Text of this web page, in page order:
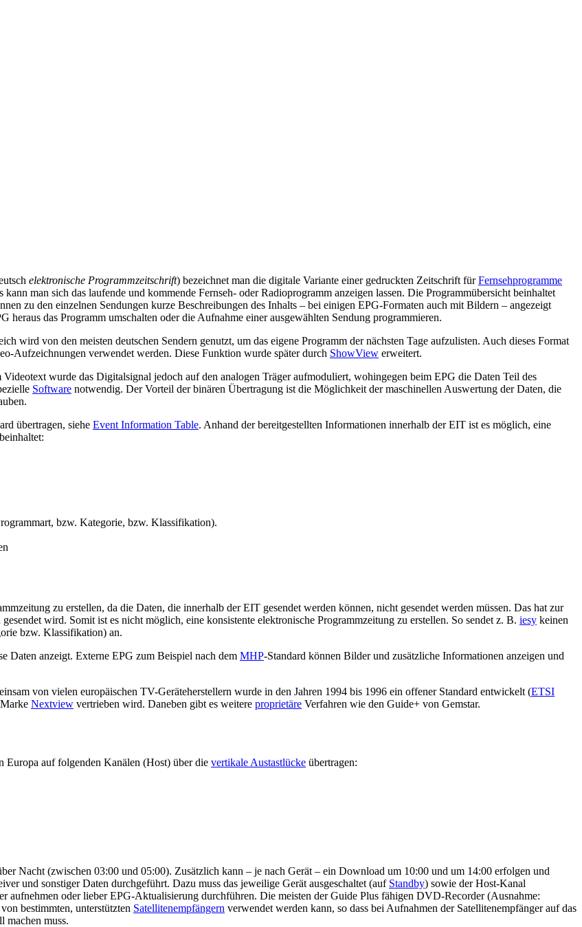
elektronische Programmzeitschrift) bezeichnet man die digitale Variante einer gedruckten Zeitschrift fürFernsehprogramme
man sich das laufende und kommende Fernseh- oder Radioprogramm anzeigen lassen. Die Programmübersicht beinhaltet
zu den einzelnen Sendungen kurze Beschreibungen des Inhalts – bei einigen EPG-Formaten auch mit Bildern – angezeigt
das Programm umschalten oder die Aufnahme einer ausgewählten Sendung programmieren.
wird von den meisten deutschen Sendern genutzt, um das eigene Programm der nächsten Tage aufzulisten. Auch dieses Format
Aufzeichnungen verwendet werden. Diese Funktion wurde später durch ShowView erweitert.
Videotext wurde das Digitalsignal jedoch auf den analogen Träger aufmoduliert, wohingegen beim EPG die Daten Teil des
Software notwendig. Der Vorteil der binären Übertragung ist die Möglichkeit der maschinellen Auswertung der Daten, die
übertragen, siehe Event Information Table. Anhand der bereitgestellten Informationen innerhalb der EIT ist es möglich, eine
bzw. Kategorie, bzw. Klassifikation).
zu erstellen, da die Daten, die innerhalb der EIT gesendet werden können, nicht gesendet werden müssen. Das hat zur
wird. Somit ist es nicht möglich, eine konsistente elektronische Programmzeitung zu erstellen. So sendet z. B. iesy keinen
bzw. Klassifikation) an.
Daten anzeigt. Externe EPG zum Beispiel nach dem MHP-Standard können Bilder und zusätzliche Informationen anzeigen und
von vielen europäischen TV-Geräteherstellern wurde in den Jahren 1994 bis 1996 ein offener Standard entwickelt (ETSI
Nextview vertrieben wird. Daneben gibt es weitere proprietäre Verfahren wie den Guide+ von Gemstar.
auf folgenden Kanälen (Host) über die vertikale Austastlücke übertragen:
Nacht (zwischen 03:00 und 05:00). Zusätzlich kann – je nach Gerät – ein Download um 10:00 und um 14:00 erfolgen und
und sonstiger Daten durchgeführt. Dazu muss das jeweilige Gerät ausgeschaltet (auf Standby) sowie der Host-Kanal
aufnehmen oder lieber EPG-Aktualisierung durchführen. Die meisten der Guide Plus fähigen DVD-Recorder (Ausnahme:
bestimmten, unterstützten Satellitenempfängern verwendet werden kann, so dass bei Aufnahmen der Satellitenempfänger auf das
machen muss.